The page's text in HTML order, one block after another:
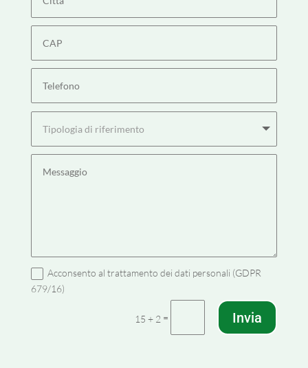
Acconsento al trattamento dei dati personali (GDPR
679/16)
15 + 2 = Invia